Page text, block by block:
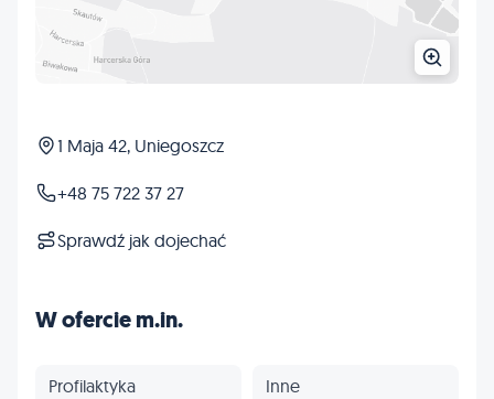
1 Maja 42, Uniegoszcz
+48 75 722 37 27
Sprawdź jak dojechać
W ofercie m.in.
Profilaktyka Inne